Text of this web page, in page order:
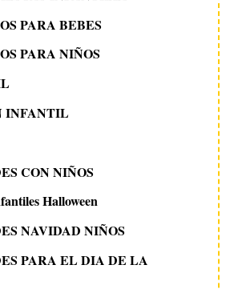
PARA BEBES
PARA NIÑOS
INFANTIL
CON NIÑOS
Halloween
NAVIDAD NIÑOS
PARA EL DIA DE LA